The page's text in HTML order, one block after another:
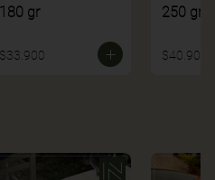
180 gr
$33.900
250 gr
$40.900